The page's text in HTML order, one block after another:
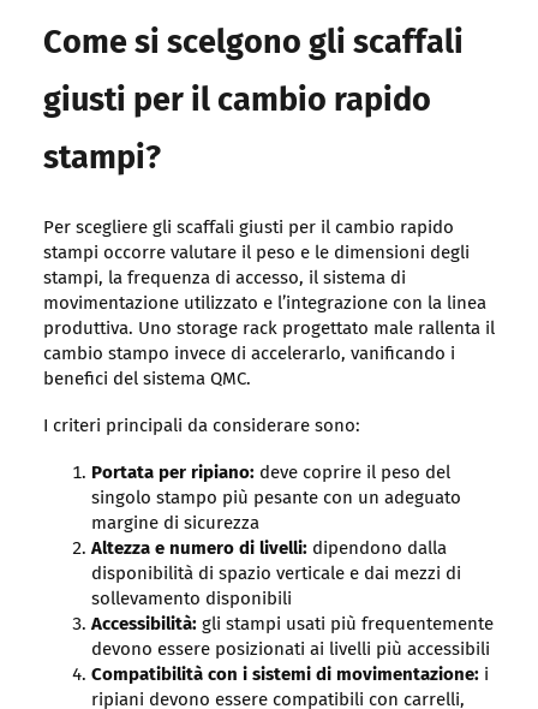
Come si scelgono gli scaffali
giusti per il cambio rapido
stampi?
Per scegliere gli scaffali giusti per il cambio rapido
stampi occorre valutare il peso e le dimensioni degli
stampi, la frequenza di accesso, il sistema di
movimentazione utilizzato e l’integrazione con la linea
produttiva. Uno storage rack progettato male rallenta il
cambio stampo invece di accelerarlo, vanificando i
benefici del sistema QMC.
I criteri principali da considerare sono:
Portata per ripiano:deve coprire il peso del
singolo stampo più pesante con un adeguato
margine di sicurezza
Altezza e numero di livelli:dipendono dalla
disponibilità di spazio verticale e dai mezzi di
sollevamento disponibili
Accessibilità:gli stampi usati più frequentemente
devono essere posizionati ai livelli più accessibili
Compatibilità con i sistemi di movimentazione:i
ripiani devono essere compatibili con carrelli,